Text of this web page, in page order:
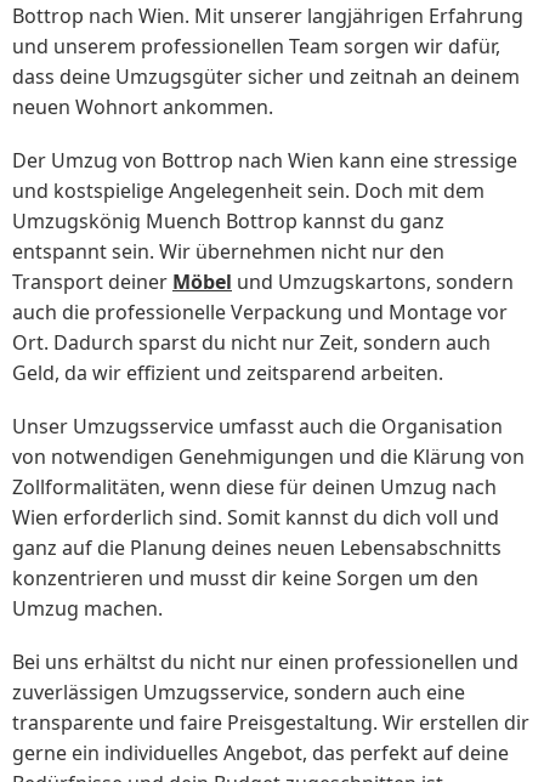
Bottrop nach Wien. Mit unserer langjährigen Erfahrung
und unserem professionellen Team sorgen wir dafür,
dass deine Umzugsgüter sicher und zeitnah an deinem
neuen Wohnort ankommen.
Der Umzug von Bottrop nach Wien kann eine stressige
und kostspielige Angelegenheit sein. Doch mit dem
Umzugskönig Muench Bottrop kannst du ganz
entspannt sein. Wir übernehmen nicht nur den
Transport deiner Möbel und Umzugskartons, sondern
auch die professionelle Verpackung und Montage vor
Ort. Dadurch sparst du nicht nur Zeit, sondern auch
Geld, da wir effizient und zeitsparend arbeiten.
Unser Umzugsservice umfasst auch die Organisation
von notwendigen Genehmigungen und die Klärung von
Zollformalitäten, wenn diese für deinen Umzug nach
Wien erforderlich sind. Somit kannst du dich voll und
ganz auf die Planung deines neuen Lebensabschnitts
konzentrieren und musst dir keine Sorgen um den
Umzug machen.
Bei uns erhältst du nicht nur einen professionellen und
zuverlässigen Umzugsservice, sondern auch eine
transparente und faire Preisgestaltung. Wir erstellen dir
gerne ein individuelles Angebot, das perfekt auf deine